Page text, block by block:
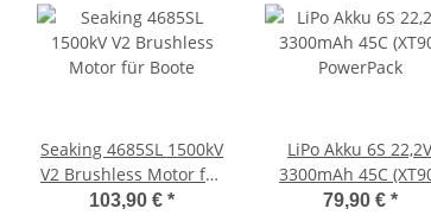
Seaking 4685SL 1500kV
V2 Brushless Motor für
Boote
103,90 € *
LiPo Akku 6S 22,2V
3300mAh 45C
PowerPack
79,90 € *